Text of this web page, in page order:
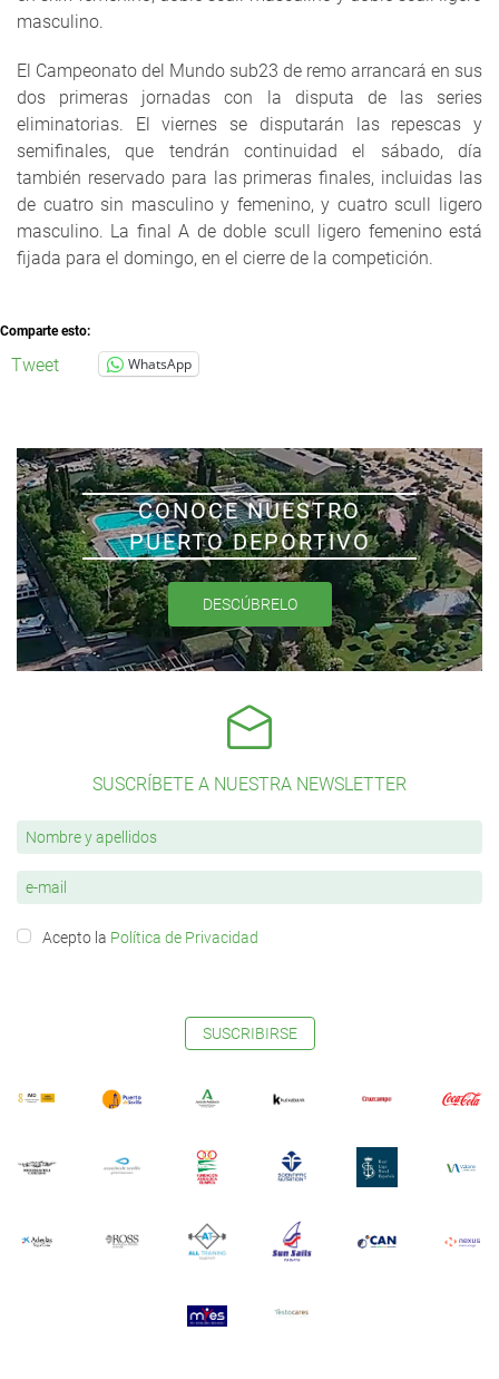
masculino.
El Campeonato del Mundo sub23 de remo arrancará en sus
dos primeras jornadas con la disputa de las series
eliminatorias. El viernes se disputarán las repescas y
semifinales, que tendrán continuidad el sábado, día
también reservado para las primeras finales, incluidas las
de cuatro sin masculino y femenino, y cuatro scull ligero
masculino. La final A de doble scull ligero femenino está
fijada para el domingo, en el cierre de la competición.
Comparte esto:
Tweet WhatsApp
CONOCE NUESTRO
PUERTO DEPORTIVO
DESCÚBRELO
SUSCRÍBETE A NUESTRA NEWSLETTER
Acepto la Política de Privacidad
SUSCRIBIRSE